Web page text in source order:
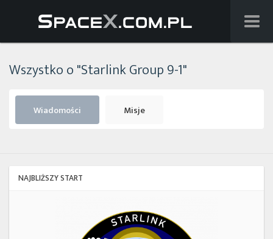
Starlink
Wszystko o "Starlink Group 9-1"
Wiadomości Misje
NAJBLIŻSZY START